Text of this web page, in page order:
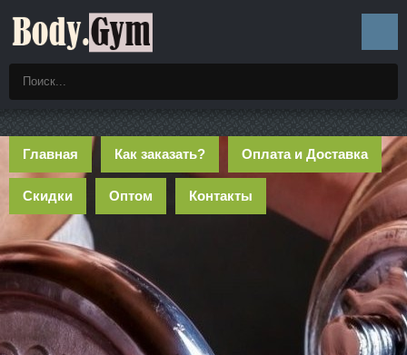
Главная Как заказать? Оплата и Доставка
Скидки Оптом Контакты